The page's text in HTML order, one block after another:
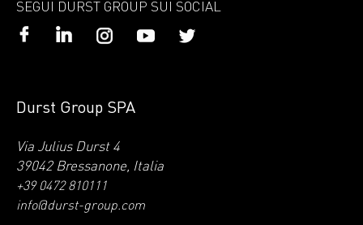
SEGUI DURST GROUP SUI SOCIAL
Durst Group SPA
Via Julius Durst 4
39042 Bressanone, Italia
+39 0472 810111
info@durst-group.com